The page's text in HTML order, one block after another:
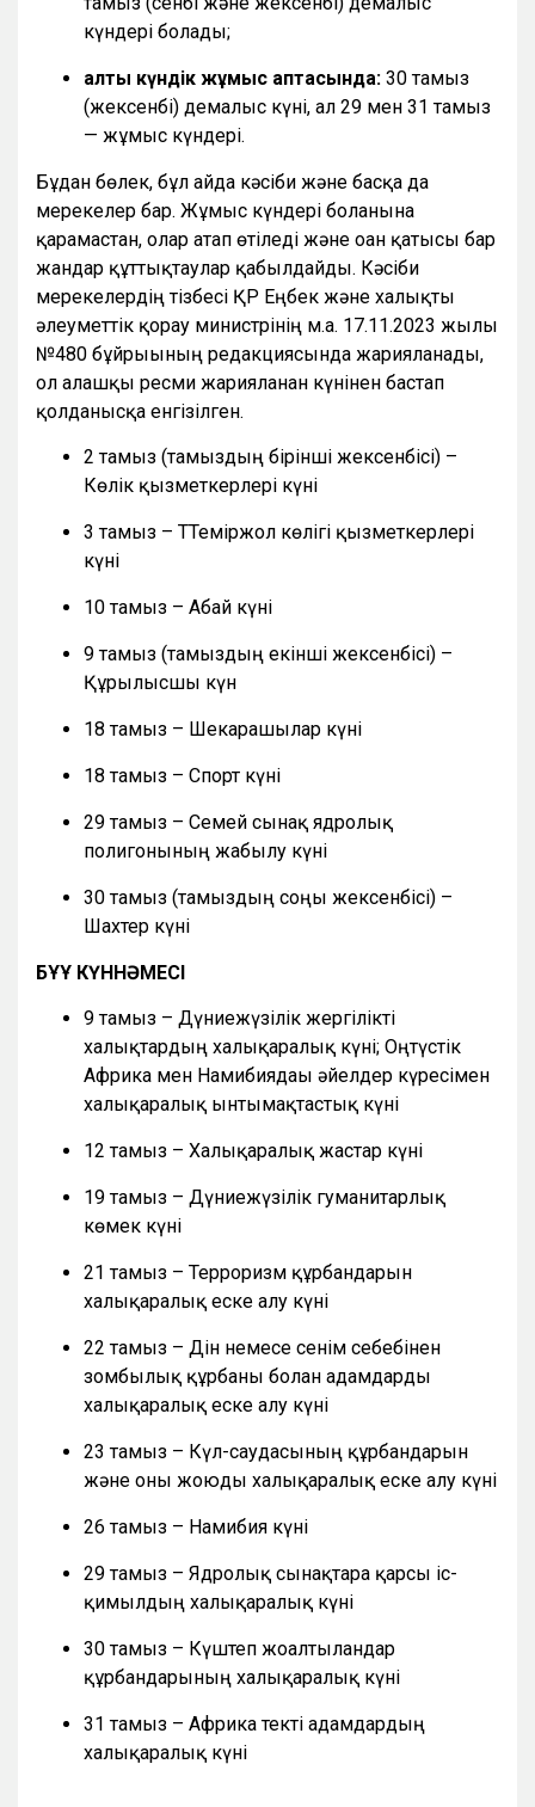
күндері болады;
алты күндік жұмыс аптасында: 30 тамыз
(жексенбі) демалыс күні, ал 29 мен 31 тамыз
— жұмыс күндері.
Бұдан бөлек, бұл айда кәсіби және басқа да
мерекелер бар. Жұмыс күндері болғанына
қарамастан, олар атап өтіледі және оған қатысы бар
жандар құттықтаулар қабылдайды. Кәсіби
мерекелердің тізбесі ҚР Еңбек және халықты
әлеуметтік қорғау министрінің м.а. 17.11.2023 жылғы
№480 бұйрығының редакциясында жарияланады,
ол алғашқы ресми жарияланған күнінен бастап
қолданысқа енгізілген.
2 тамыз (тамыздың бірінші жексенбісі) –
Көлік қызметкерлері күні
3 тамыз – ТТеміржол көлігі қызметкерлері
күні
10 тамыз – Абай күні
9 тамыз (тамыздың екінші жексенбісі) –
Құрылысшы күн
18 тамыз – Шекарашылар күні
18 тамыз – Спорт күні
29 тамыз – Семей сынақ ядролық
полигонының жабылу күні
30 тамыз (тамыздың соңғы жексенбісі) –
Шахтер күні
БҰҰ КҮННӘМЕСІ
9 тамыз – Дүниежүзілік жергілікті
халықтардың халықаралық күні; Оңтүстік
Африка мен Намибиядағы әйелдер күресімен
халықаралық ынтымақтастық күні
12 тамыз – Халықаралық жастар күні
19 тамыз – Дүниежүзілік гуманитарлық
көмек күні
21 тамыз – Терроризм құрбандарын
халықаралық еске алу күні
22 тамыз – Дін немесе сенім себебінен
зомбылық құрбаны болған адамдарды
халықаралық еске алу күні
23 тамыз – Күл-саудасының құрбандарын
және оны жоюды халықаралық еске алу күні
26 тамыз – Намибия күні
29 тамыз – Ядролық сынақтарға қарсы іс-
қимылдың халықаралық күні
30 тамыз – Күштеп жоғалтылғандар
құрбандарының халықаралық күні
31 тамыз – Африка текті адамдардың
халықаралық күні